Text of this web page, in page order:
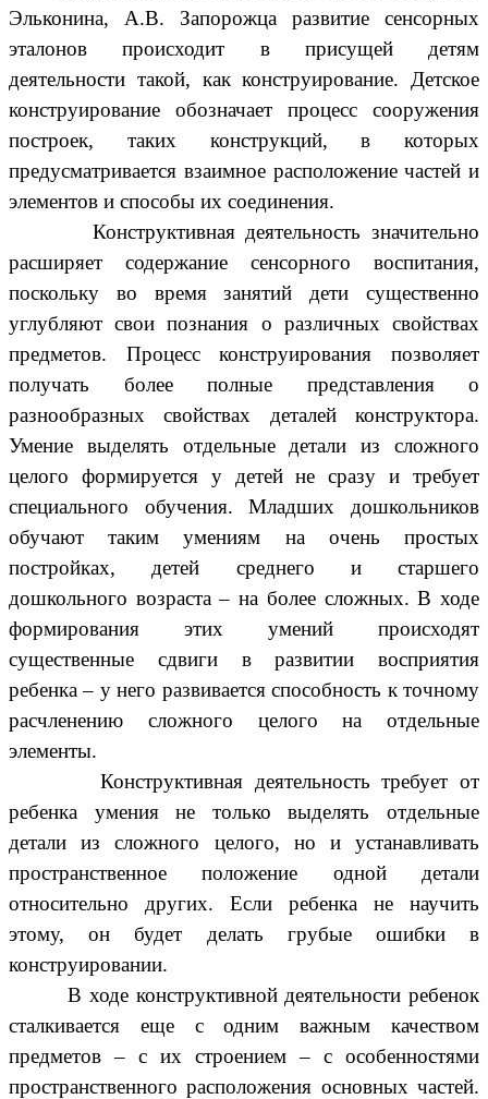
Эльконина, А.В. Запорожца развитие сенсорных
эталонов происходит в присущей детям
деятельности такой, как конструирование. Детское
конструирование обозначает процесс сооружения
построек, таких конструкций, в которых
предусматривается взаимное расположение частей и
элементов и способы их соединения.
Конструктивная деятельность значительно
расширяет содержание сенсорного воспитания,
поскольку во время занятий дети существенно
углубляют свои познания о различных свойствах
предметов. Процесс конструирования позволяет
получать более полные представления о
разнообразных свойствах деталей конструктора.
Умение выделять отдельные детали из сложного
целого формируется у детей не сразу и требует
специального обучения. Младших дошкольников
обучают таким умениям на очень простых
постройках, детей среднего и старшего
дошкольного возраста – на более сложных. В ходе
формирования этих умений происходят
существенные сдвиги в развитии восприятия
ребенка – у него развивается способность к точному
расчленению сложного целого на отдельные
элементы.
Конструктивная деятельность требует от
ребенка умения не только выделять отдельные
детали из сложного целого, но и устанавливать
пространственное положение одной детали
относительно других. Если ребенка не научить
этому, он будет делать грубые ошибки в
конструировании.
В ходе конструктивной деятельности ребенок
сталкивается еще с одним важным качеством
предметов – с их строением – с особенностями
пространственного расположения основных частей.